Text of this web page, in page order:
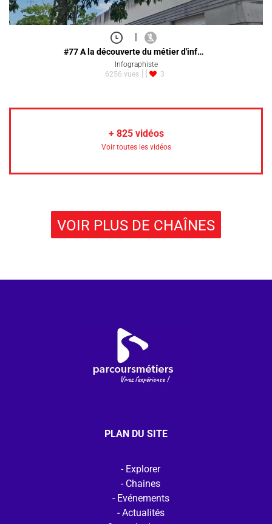
|
#77 A la découverte du métier d'inf…
Infographiste
6256 vues
3
+ 825vidéos
Voir toutes les vidéos
VOIR PLUS DE CHAÎNES
PLAN DU SITE
Explorer
Chaines
Evénements
Actualités